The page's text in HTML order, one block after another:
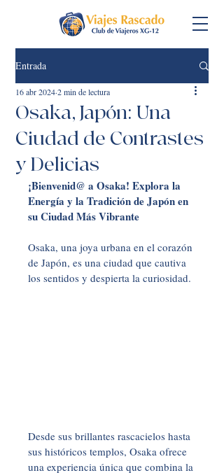
Entrada
Osaka, Japón: Una
Ciudad de Contrastes
y Delicias
16 abr 20242 min de lectura
¡Bienvenid@ a Osaka! Explora la
Energía y la Tradición de Japón en
su Ciudad Más Vibrante
Osaka, una joya urbana en el corazón
de Japón, es una ciudad que cautiva
los sentidos y despierta la curiosidad.
Desde sus brillantes rascacielos hasta
sus históricos templos, Osaka ofrece
una experiencia única que combina la